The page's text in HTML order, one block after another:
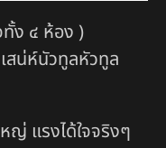
ง ๔ ห้อง )
สน่ห์นัวทูลหัวทูล
ญ่ แรงได้ใจจริงๆ